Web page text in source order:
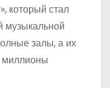
который стал
музыкальной
залы, а их